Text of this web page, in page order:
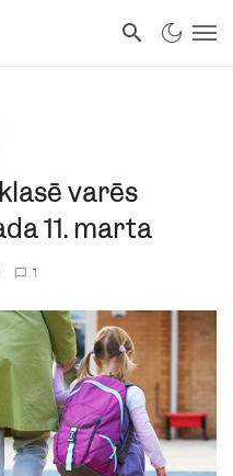
varēs
11. marta
1